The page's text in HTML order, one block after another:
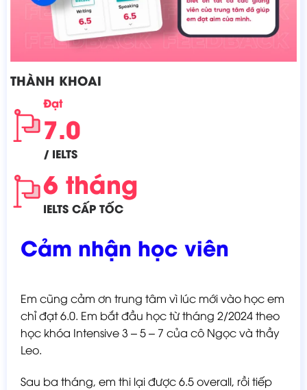
THÀNH KHOAI
Đạt
7.0
/ IELTS
6 tháng
IELTS CẤP TỐC
Cảm nhận học viên
Em cũng cảm ơn trung tâm vì lúc mới vào học em
chỉ đạt 6.0. Em bắt đầu học từ tháng 2/2024 theo
học khóa Intensive 3 – 5 – 7 của cô Ngọc và thầy
Leo.
Sau ba tháng, em thi lại được 6.5 overall, rồi tiếp